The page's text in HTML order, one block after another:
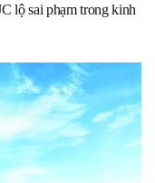
lộ sai phạm trong kinh